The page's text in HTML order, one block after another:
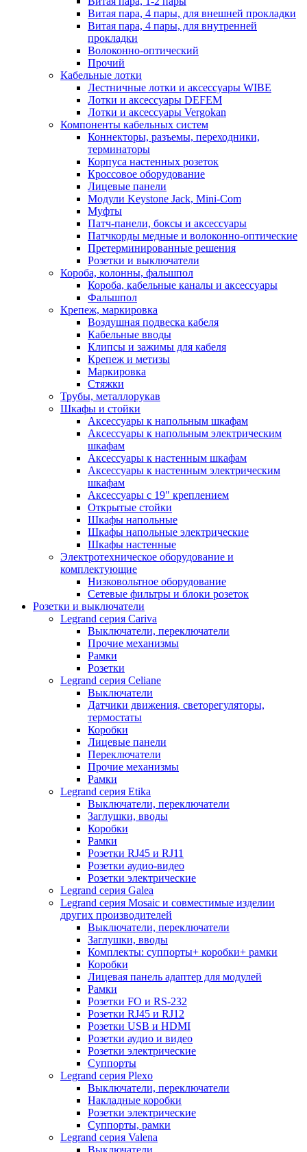
Витая пара, 4 пары, для внешней прокладки
Витая пара, 4 пары, для внутренней
прокладки
Волоконно-оптический
Прочий
Кабельные лотки
Лестничные лотки и аксессуары WIBE
Лотки и аксессуары DEFEM
Лотки и аксессуары Vergokan
Компоненты кабельных систем
Коннекторы, разъемы, переходники,
терминаторы
Корпуса настенных розеток
Кроссовое оборудование
Лицевые панели
Модули Keystone Jack, Mini-Com
Муфты
Патч-панели, боксы и аксессуары
Патчкорды медные и волоконно-оптические
Претерминированные решения
Розетки и выключатели
Короба, колонны, фальшпол
Короба, кабельные каналы и аксессуары
Фальшпол
Крепеж, маркировка
Воздушная подвеска кабеля
Кабельные вводы
Клипсы и зажимы для кабеля
Крепеж и метизы
Маркировка
Стяжки
Трубы, металлорукав
Шкафы и стойки
Аксессуары к напольным шкафам
Аксессуары к напольным электрическим
шкафам
Аксессуары к настенным шкафам
Аксессуары к настенным электрическим
шкафам
Аксессуары с 19" креплением
Открытые стойки
Шкафы напольные
Шкафы напольные электрические
Шкафы настенные
Электротехническое оборудование и
комплектующие
Низковольтное оборудование
Сетевые фильтры и блоки розеток
Розетки и выключатели
Legrand серия Cariva
Выключатели, переключатели
Прочие механизмы
Рамки
Розетки
Legrand серия Celiane
Выключатели
Датчики движения, светорегуляторы,
термостаты
Коробки
Лицевые панели
Переключатели
Прочие механизмы
Рамки
Legrand серия Etika
Выключатели, переключатели
Заглушки, вводы
Коробки
Рамки
Розетки RJ45 и RJ11
Розетки аудио-видео
Розетки электрические
Legrand серия Galea
Legrand серия Mosaic и совместимые изделии
других производителей
Выключатели, переключатели
Заглушки, вводы
Комплекты: суппорты+ коробки+ рамки
Коробки
Лицевая панель адаптер для модулей
Рамки
Розетки FO и RS-232
Розетки RJ45 и RJ12
Розетки USB и HDMI
Розетки аудио и видео
Розетки электрические
Суппорты
Legrand серия Plexo
Выключатели, переключатели
Накладные коробки
Розетки электрические
Суппорты, рамки
Legrand серия Valena
Выключатели